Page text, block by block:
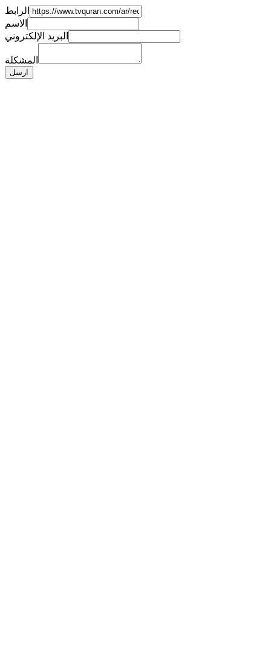
الرابط
الاسم
البريد الإلكتروني
المشكلة
ارسل